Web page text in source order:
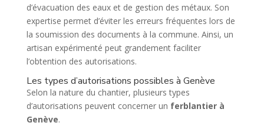
d’évacuation des eaux et de gestion des métaux. Son
expertise permet d’éviter les erreurs fréquentes lors de
la soumission des documents à la commune. Ainsi, un
artisan expérimenté peut grandement faciliter
l’obtention des autorisations.
Les types d’autorisations possibles à Genève
Selon la nature du chantier, plusieurs types
d’autorisations peuvent concerner un ferblantier à
Genève.